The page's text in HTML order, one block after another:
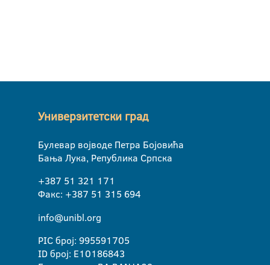
Универзитетски град
Булевар војводе Петра Бојовића
Бања Лука, Република Српска
+387 51 321 171
Факс: +387 51 315 694
info@unibl.org
PIC број: 995591705
ID број: E10186843